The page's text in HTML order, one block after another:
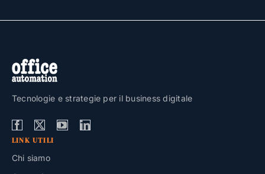
Tecnologie e strategie per il business digitale
LINK UTILI
Chi siamo